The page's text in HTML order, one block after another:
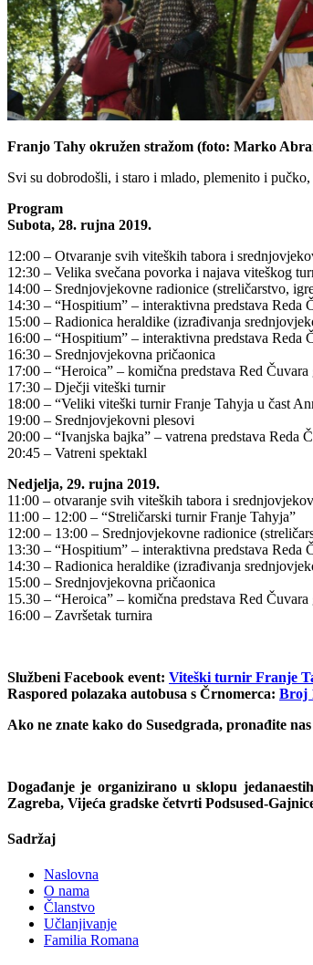
Franjo Tahy okružen stražom (foto: Marko
Svi su dobrodošli, i staro i mlado, plemenito i
Program
Subota, 28. rujna 2019.
12:00 – Otvaranje svih viteških tabora i
12:30 – Velika svečana povorka i najava viteškog
14:00 – Srednjovjekovne radionice (streličarstvo,
14:30 – “Hospitium” – interaktivna predstava
15:00 – Radionica heraldike (izrađivanja
16:00 – “Hospitium” – interaktivna predstava
16:30 – Srednjovjekovna pričaonica
17:00 – “Heroica” – komična predstava Red Čuvara
17:30 – Dječji viteški turnir
18:00 – “Veliki viteški turnir Franje Tahyja u čast
19:00 – Srednjovjekovni plesovi
20:00 – “Ivanjska bajka” – vatrena predstava Reda
20:45 – Vatreni spektakl
Nedjelja, 29. rujna 2019.
11:00 – otvaranje svih viteških tabora i
11:00 – 12:00 – “Streličarski turnir Franje Tahyja”
12:00 – 13:00 – Srednjovjekovne radionice
13:30 – “Hospitium” – interaktivna predstava
14:30 – Radionica heraldike (izrađivanja
15:00 – Srednjovjekovna pričaonica
15.30 – “Heroica” – komična predstava Red Čuvara
16:00 – Završetak turnira
Službeni Facebook event: Viteški turnir Franje
Raspored polazaka autobusa s Črnomerca: Broj
Ako ne znate kako do Susedgrada, pronađite
Događanje je organizirano u sklopu
Zagreba, Vijeća gradske četvrti Podsused-
Sadržaj
Naslovna
O nama
Članstvo
Učlanjivanje
Familia Romana